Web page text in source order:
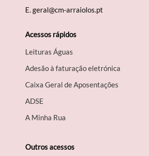
E.geral@cm-arraiolos.pt
Acessos rápidos
Leituras Águas
Adesão à faturação eletrónica
Caixa Geral de Aposentações
A​DSE
A Minha Rua
Outros acessos